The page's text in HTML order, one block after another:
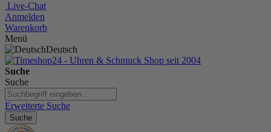
Live-Chat
Anmelden
Warenkorb
Menü
Deutsch
Suche
Suche
Erweiterte Suche
Suche